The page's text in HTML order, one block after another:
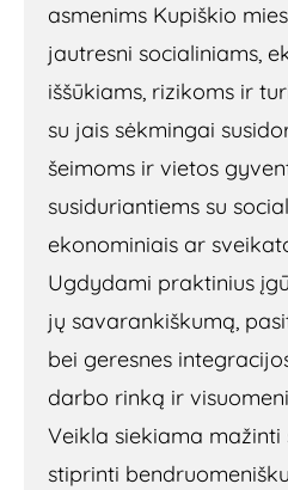
asmenims Kupiškio
jautresni socialiniams,
iššūkiams, rizikoms ir
su jais sėkmingai
šeimoms ir vietos
susiduriantiems su
ekonominiais ar
Ugdydami praktinius
jų savarankiškumą,
bei geresnes
darbo rinką ir
Veikla siekiama mažinti
stiprinti